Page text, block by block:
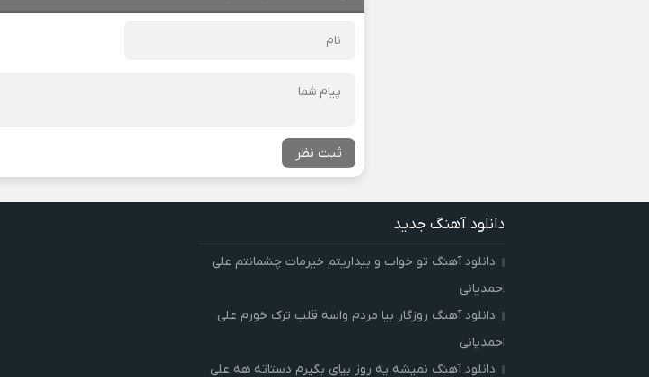
ثبت نظر
دانلود آهنگ جدید
دانلود آهنگ تو خواب و بیداریتم خیرمات چشمانتم علی
احمدیانی
دانلود آهنگ روزگار بیا مردم واسه قلب ترک خورم علی
احمدیانی
دانلود آهنگ نمیشه یه روز بیای بگیرم دستاته هه علی